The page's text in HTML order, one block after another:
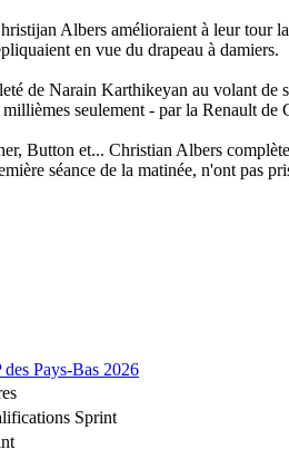
Albers amélioraient à leur tour
en vue du drapeau à damiers.
de Narain Karthikeyan au volant
seulement - par la Renault de
Button et... Christian Albers
séance de la matinée, n'ont pas
des Pays-Bas 2026
Sprint